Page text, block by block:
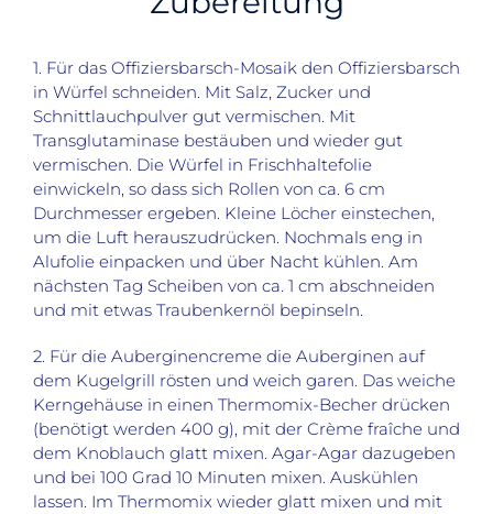
1. Für das Offiziersbarsch-Mosaik den Offiziersbarsch
in Würfel schneiden. Mit Salz, Zucker und
Schnittlauchpulver gut vermischen. Mit
Transglutaminase bestäuben und wieder gut
vermischen. Die Würfel in Frischhaltefolie
einwickeln, so dass sich Rollen von ca. 6 cm
Durchmesser ergeben. Kleine Löcher einstechen,
um die Luft herauszudrücken. Nochmals eng in
Alufolie einpacken und über Nacht kühlen. Am
nächsten Tag Scheiben von ca. 1 cm abschneiden
und mit etwas Traubenkernöl bepinseln.
2. Für die Auberginencreme die Auberginen auf
dem Kugelgrill rösten und weich garen. Das weiche
Kerngehäuse in einen Thermomix-Becher drücken
(benötigt werden 400 g), mit der Crème fraîche und
dem Knoblauch glatt mixen. Agar-Agar dazugeben
und bei 100 Grad 10 Minuten mixen. Auskühlen
lassen. Im Thermomix wieder glatt mixen und mit